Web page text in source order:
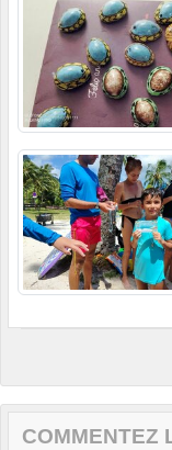
COMMENTEZ